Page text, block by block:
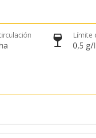
Límite
0,5 g/l